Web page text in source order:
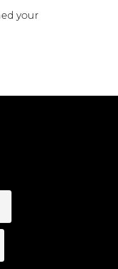
your